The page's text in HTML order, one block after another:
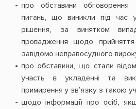
про обставини обговорення
питань, що виникли під час
рішення, за винятком
провадження щодо
завідомо неправосудного
про обставини, що стали
участь в укладенні та
примирення у зв’язку з такою
щодо інформації про осіб,